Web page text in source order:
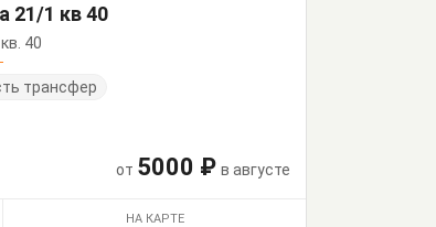
21/1 кв 40
40
трансфер
от 5000 ₽ в августе
НА КАРТЕ